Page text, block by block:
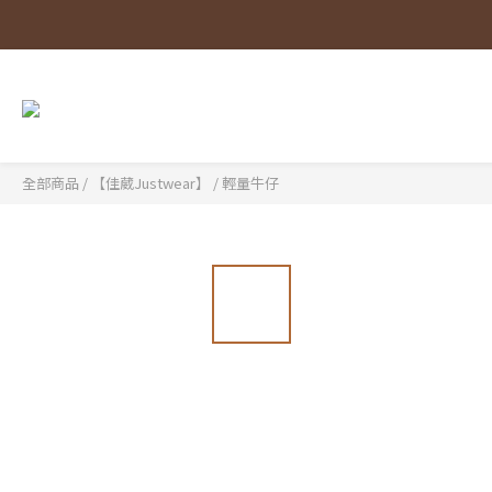
全部商品 / 【佳葳Justwear】 /輕量牛仔